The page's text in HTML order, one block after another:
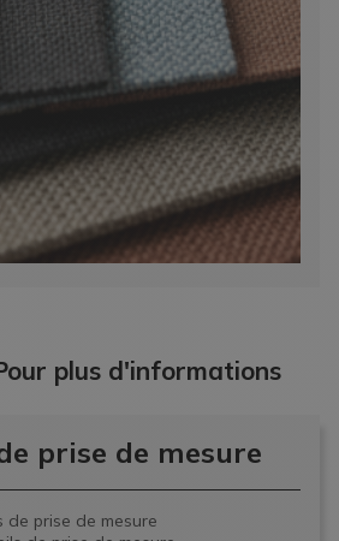
plus d'informations
prise de mesure
de prise de mesure